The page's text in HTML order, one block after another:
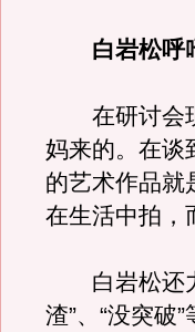
白岩松呼
在研讨会现
妈来的。在谈
的艺术作品就
在生活中拍，
白岩松还力
渣”、“没突破